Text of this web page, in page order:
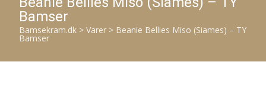
Bamser
Bamsekram.dk > Varer > Beanie Bellies Miso (Siames) – TY
Bamser